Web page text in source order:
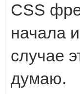
CSS
начала
случае
думаю.